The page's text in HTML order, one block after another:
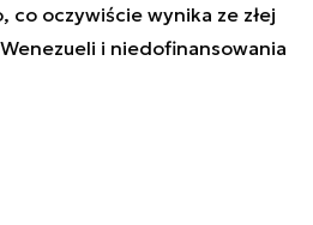
co oczywiście wynika ze złej
i niedofinansowania